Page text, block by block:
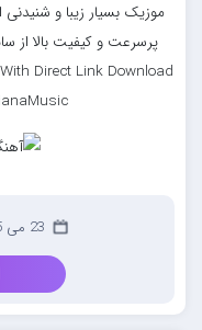
موزیک بسیار زیبا و شنیدنی
پرسرعت و کیفیت بالا از
Direct Link Download
23 می 2025